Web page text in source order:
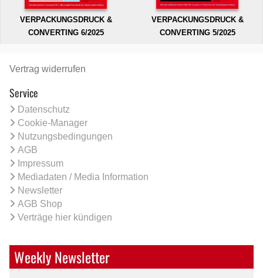
VERPACKUNGSDRUCK &
CONVERTING 6/2025
VERPACKUNGSDRUCK &
CONVERTING 5/2025
Vertrag widerrufen
Service
Datenschutz
Cookie-Manager
Nutzungsbedingungen
AGB
Impressum
Mediadaten / Media Information
Newsletter
AGB Shop
Verträge hier kündigen
Weekly Newsletter